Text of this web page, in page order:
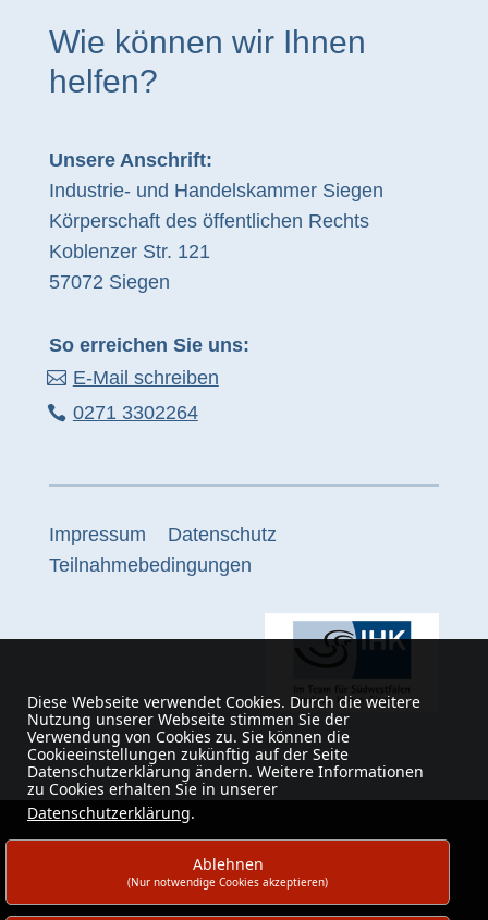
Wie können wir Ihnen
helfen?
Unsere Anschrift:
Industrie- und Handelskammer Siegen
Körperschaft des öffentlichen Rechts
Koblenzer Str. 121
57072 Siegen
So erreichen Sie uns:
E-Mail schreiben
0271 3302264
Impressum
Datenschutz
Teilnahmebedingungen
Diese Webseite verwendet Cookies. Durch die weitere
Nutzung unserer Webseite stimmen Sie der
Verwendung von Cookies zu. Sie können die
Cookieeinstellungen zukünftig auf der Seite
Datenschutzerklärung ändern. Weitere Informationen
zu Cookies erhalten Sie in unserer
Datenschutzerklärung.
Ablehnen
(Nur notwendige Cookies akzeptieren)